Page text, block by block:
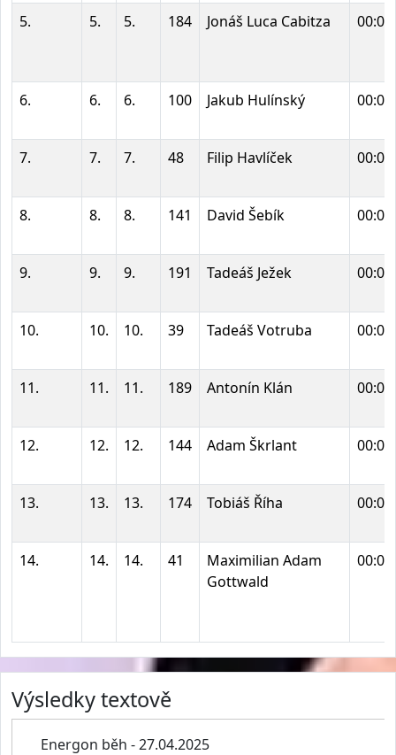
5. 5. 5. 184 Jonáš Luca Cabitza
6. 6. 6. 100 Jakub Hulínský
7. 7. 7. 48 Filip Havlíček
8. 8. 8. 141 David Šebík
9. 9. 9. 191 Tadeáš Ježek
10. 10. 10. 39 Tadeáš Votruba
11. 11. 11. 189 Antonín Klán
12. 12. 12. 144 Adam Škrlant
13. 13. 13. 174 Tobiáš Říha
14. 14. 14. 41
Maximilian Adam
Gottwald
Výsledky textově
Energon běh - 27.04.2025